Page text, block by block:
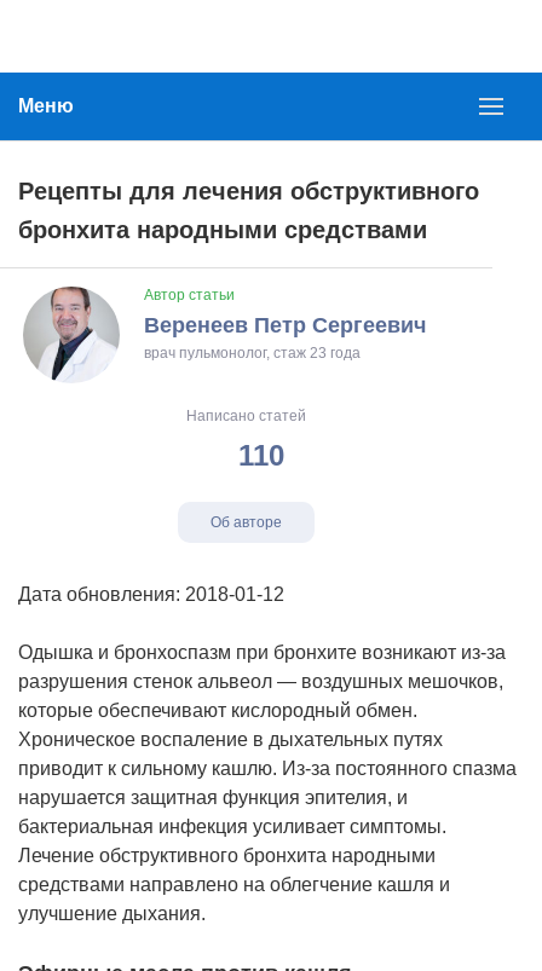
Меню
Рецепты для лечения обструктивного
бронхита народными средствами
Автор статьи
Веренеев Петр Сергеевич
врач пульмонолог, стаж 23 года
Написано статей
110
Об авторе
Дата обновления: 2018-01-12
Одышка и бронхоспазм при бронхите возникают из-за
разрушения стенок альвеол — воздушных мешочков,
которые обеспечивают кислородный обмен.
Хроническое воспаление в дыхательных путях
приводит к сильному кашлю. Из-за постоянного спазма
нарушается защитная функция эпителия, и
бактериальная инфекция усиливает симптомы.
Лечение обструктивного бронхита народными
средствами направлено на облегчение кашля и
улучшение дыхания.